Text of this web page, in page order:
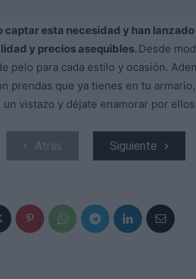
captar esta necesidad y han
y precios asequibles. Desde
pelo para cada estilo y ocasión.
prendas que ya tienes en tu
vistazo y déjate enamorar por
Atrás Siguiente